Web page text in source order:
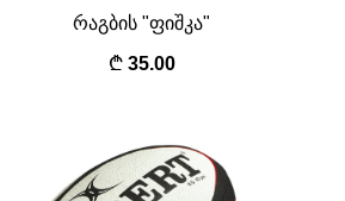
რაგბის "ფიშკა"
35.00